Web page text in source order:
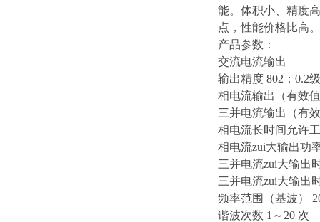
能。体积小、精度
点，性能价格比高
产品参数：
交流电流输出
输出精度 802：0.2级
相电流输出（有效
三并电流输出（有
相电流长时间允许
相电流zui大输出功
三并电流zui大输出
三并电流zui大输出
频率范围（基波）
谐波次数 1～20 次